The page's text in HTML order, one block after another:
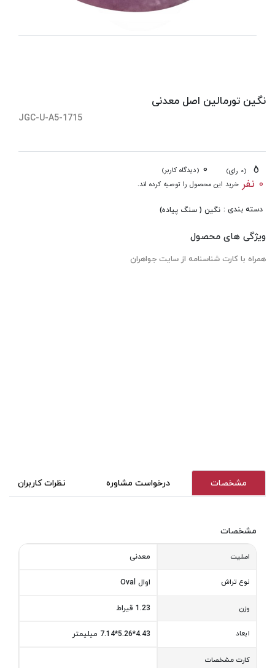
نگین تورمالین اصل معدنی
JGC-U-A5-1715
(0 رای) 0 (دیدگاه کاربر)
0 نفر خرید این محصول را توصیه کرده اند.
دسته بندی : نگین ( سنگ پیاده)
ویژگی های محصول
همراه با کارت شناسنامه از سایت جواهران
مشخصات درخواست مشاوره نظرات کاربران
مشخصات
اصلیت معدنی
نوع تراش اوال Oval
وزن 1.23 قیراط
ابعاد 4.43*5.26*7.14 میلیمتر
کارت مشخصات